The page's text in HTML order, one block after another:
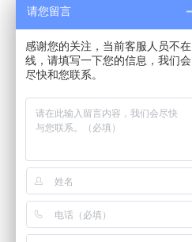
请您留言
感谢您的关注，当前客服人员不在
线，请填写一下您的信息，我们会
尽快和您联系。
通讯行业
工业制造
会展临展